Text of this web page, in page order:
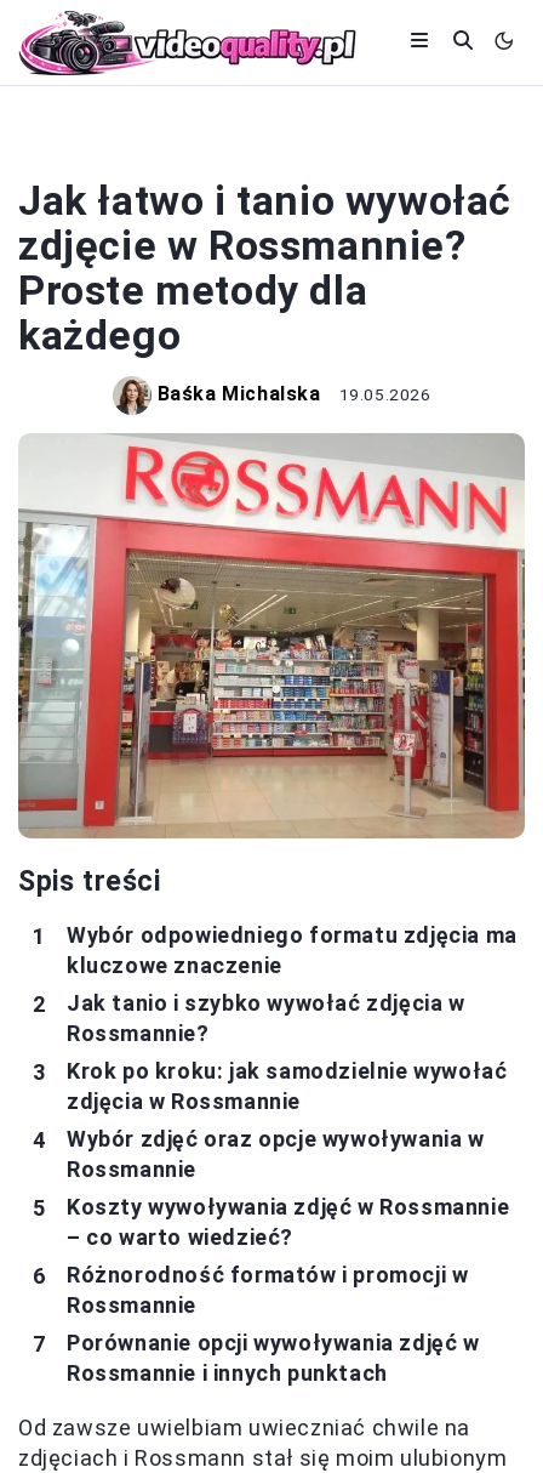
Jak łatwo i tanio wywołać
zdjęcie w Rossmannie?
Proste metody dla
każdego
Baśka Michalska 19.05.2026
Spis treści
Wybór odpowiedniego formatu zdjęcia ma
kluczowe znaczenie
Jak tanio i szybko wywołać zdjęcia w
Rossmannie?
Krok po kroku: jak samodzielnie wywołać
zdjęcia w Rossmannie
Wybór zdjęć oraz opcje wywoływania w
Rossmannie
Koszty wywoływania zdjęć w Rossmannie
– co warto wiedzieć?
Różnorodność formatów i promocji w
Rossmannie
Porównanie opcji wywoływania zdjęć w
Rossmannie i innych punktach
Od zawsze uwielbiam uwieczniać chwile na
zdjęciach i Rossmann stał się moim ulubionym